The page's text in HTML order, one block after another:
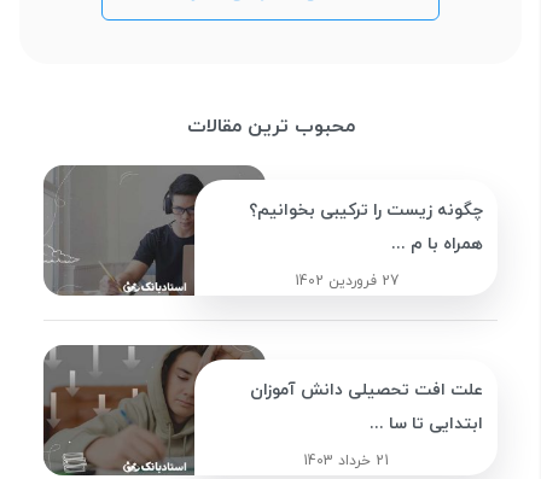
محبوب ترین مقالات
چگونه زیست را ترکیبی بخوانیم؟
همراه با م ...
27 فروردین 1402
علت افت تحصیلی دانش آموزان
ابتدایی تا سا ...
21 خرداد 1403